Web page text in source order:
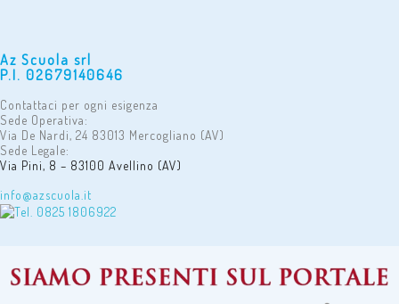
Az Scuola srl
P.I. 02679140646
Contattaci per ogni esigenza
Sede Operativa:
Via De Nardi, 24 83013 Mercogliano (AV)
Sede Legale:
Via Pini, 8 – 83100 Avellino (AV)
info@azscuola.it